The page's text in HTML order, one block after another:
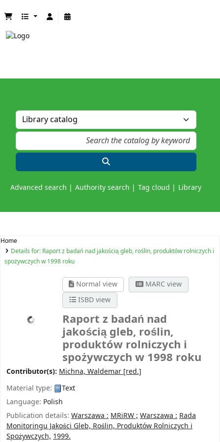
Advanced search Authority search Tag cloud Library
Home
Details for: Raport z badań nad jakością gleb, roślin, produktów rolniczych i
spożywczych w 1998 roku
Normal view
MARC view
ISBD view
Raport z badań nad
jakością gleb, roślin,
produktów rolniczych i
spożywczych w 1998 roku
Contributor(s): Michna, Waldemar [red.]
Material type:
Text
Language: Polish
Publication details: Warszawa : MRiRW ; Warszawa : Rada
Monitoringu Jakości Gleb, Roślin, Produktów Rolniczych i
Spożywczych, 1999.